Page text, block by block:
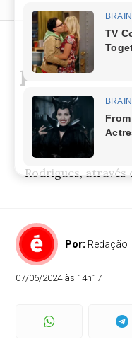
Prefeito
pedido de
do
creche e
O ofício foi
Rodrigues, através
Por: Redação
07/06/2024 às 14h17